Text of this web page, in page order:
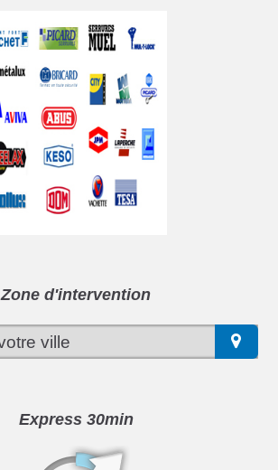
Zone d'intervention
Express 30min